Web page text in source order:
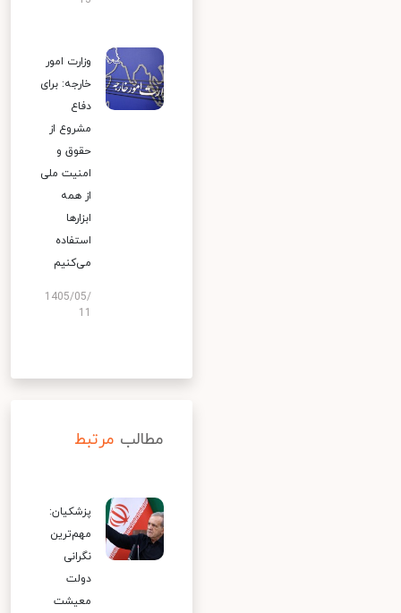
وزارت امور
خارجه: برای
دفاع
مشروع از
حقوق و
امنیت ملی
از همه
ابزارها
استفاده
می‌کنیم
1405/05/
مطالب مرتبط
پزشکیان:
مهم‌ترین
نگرانی
دولت
معیشت